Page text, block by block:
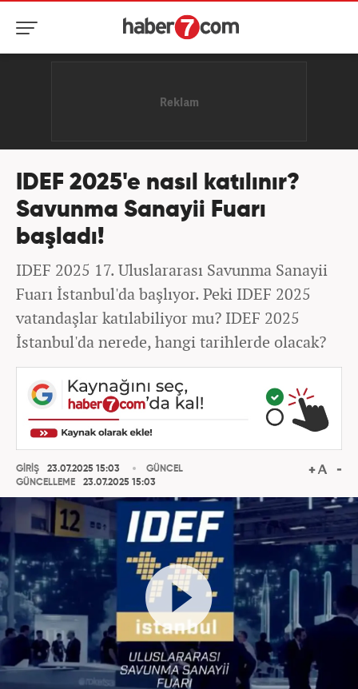
IDEF 2025'e nasıl katılınır?
Savunma Sanayii Fuarı
başladı!
IDEF 2025 17. Uluslararası Savunma Sanayii
Fuarı İstanbul'da başlıyor. Peki IDEF 2025
vatandaşlar katılabiliyor mu? IDEF 2025
İstanbul'da nerede, hangi tarihlerde olacak?
GİRİŞ
23.07.2025 15:03
GÜNCELLEME
23.07.2025 15:03
GÜNCEL